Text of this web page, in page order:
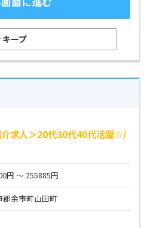
キープ
求人＞20代30代40代活躍☆/
円 ～ 255885円
郡余市町山田町